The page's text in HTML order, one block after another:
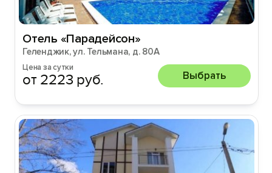
Отель «Парадейсон»
Геленджик, ул. Тельмана, д. 80А
Цена за сутки
от 2223 руб. Выбрать